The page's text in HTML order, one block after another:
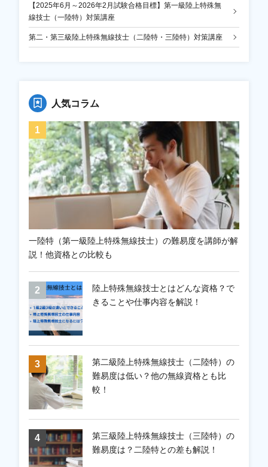
【2025年6月～2026年2月試験合格目標】第一級陸上特殊無
線技士（一陸特）対策講座
第二・第三級陸上特殊無線技士（二陸特・三陸特）対策講座
人気コラム
一陸特（第一級陸上特殊無線技士）の難易度を講師が解
説！他資格との比較も
陸上特殊無線技士とはどんな資格？で
きることや仕事内容を解説！
第二級陸上特殊無線技士（二陸特）の
難易度は低い？他の無線資格とも比
較！
第三級陸上特殊無線技士（三陸特）の
難易度は？二陸特との差も解説！